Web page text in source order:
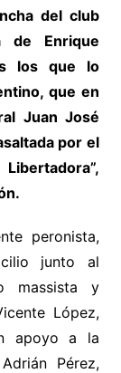
del club
de Enrique
los que lo
que en
Juan José
por el
peronista,
junto al
massista y
López,
apoyo a la
Pérez,